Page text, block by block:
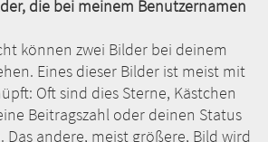
die bei meinem Benutzernamen
können zwei Bilder bei deinem
Eines dieser Bilder ist meist mit
Oft sind dies Sterne, Kästchen
Beitragszahl oder deinen Status
Das andere, meist größere, Bild wird